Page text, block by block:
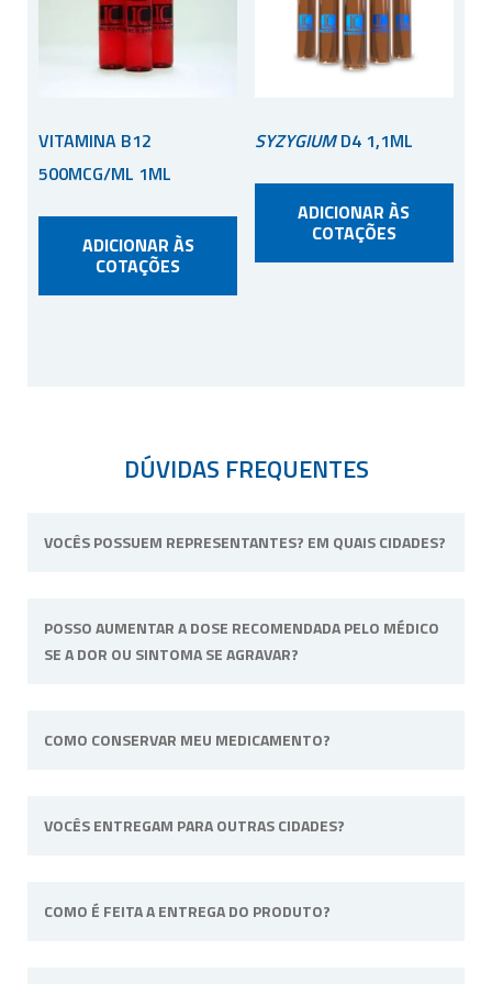
VITAMINA B12
500MCG/ML 1ML
ADICIONAR ÀS
COTAÇÕES
SYZYGIUMD4 1,1ML
ADICIONAR ÀS
COTAÇÕES
DÚVIDAS FREQUENTES
VOCÊS POSSUEM REPRESENTANTES? EM QUAIS CIDADES?
unidade física fica situada em Ribeirão Preto,
interior de São Paulo.
POSSO AUMENTAR A DOSE RECOMENDADA PELO MÉDICO
SE A DOR OU SINTOMA SE AGRAVAR?
acompanha para alterar a dose ou posologia
COMO CONSERVAR MEU MEDICAMENTO?
a fórmula tiver uma necessidade específica irá
VOCÊS ENTREGAM PARA OUTRAS CIDADES?
do território nacional.
COMO É FEITA A ENTREGA DO PRODUTO?